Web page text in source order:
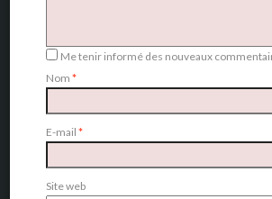
Me tenir informé des nouveaux
Nom *
E-mail *
Site web